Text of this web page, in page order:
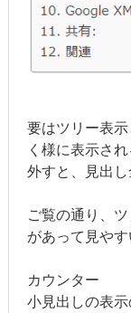
要はツリー表
く様に表示さ
外すと、見出し
ご覧の通り、
があって見やす
カウンター
小見出しの表示